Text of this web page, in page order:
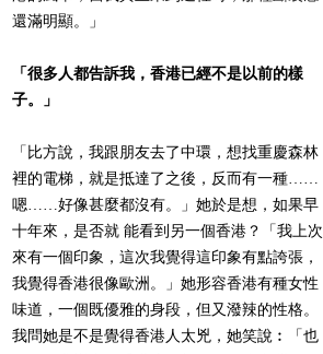
還滿明顯。」
「很多人都告訴我，香港已經不是以前的樣
子。」
「比方說，我跟朋友去了中環，想找重慶森林
裡的電梯，就是抵達了之後，反而有一種……
嗯……好像甚麼都沒有。」她於是想，如果早
十年來，是否就 能看到另一個香港？「我上次
來有一個印象，這次我覺得這印象有點誇張，
我覺得香港很像歐洲。」她形容香港有種女性
味道，一個既優雅的身段，但又潑辣的性格。
我問她是不是覺得香港人太兇，她笑說︰「也